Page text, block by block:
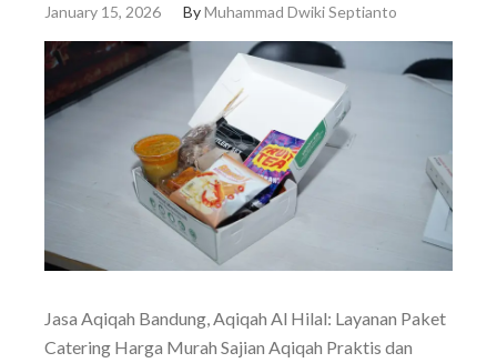
January 15, 2026 ByMuhammad Dwiki Septianto
Jasa Aqiqah Bandung, Aqiqah Al Hilal: Layanan Paket
Catering Harga Murah Sajian Aqiqah Praktis dan